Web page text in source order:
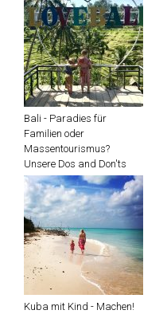
Bali - Paradies für
Familien oder
Massentourismus?
Unsere Dos and Don'ts
Kuba mit Kind - Machen!